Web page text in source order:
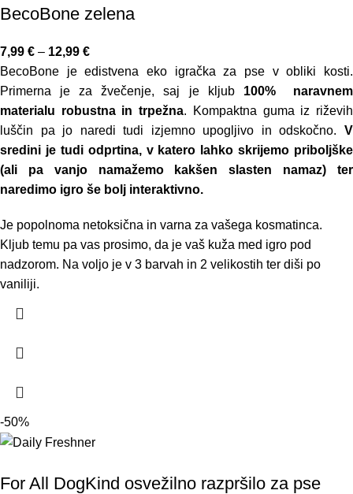
BecoBone zelena
7,99 € – 12,99 €
BecoBone je edistvena eko igračka za pse v obliki kosti.
Primerna je za žvečenje, saj je kljub 100% naravnem
materialu robustna in trpežna. Kompaktna guma iz riževih
luščin pa jo naredi tudi izjemno upogljivo in odskočno. V
sredini je tudi odprtina, v katero lahko skrijemo priboljške
(ali pa vanjo namažemo kakšen slasten namaz) ter
naredimo igro še bolj interaktivno.
Je popolnoma netoksična in varna za vašega kosmatinca.
Kljub temu pa vas prosimo, da je vaš kuža med igro pod
nadzorom. Na voljo je v 3 barvah in 2 velikostih ter diši po
vaniliji.
-50%
For All DogKind osvežilno razpršilo za pse